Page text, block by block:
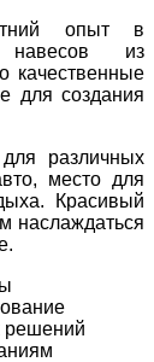
опыт в
навесов из
качественные
для создания
различных
место для
Красивый
наслаждаться
решений